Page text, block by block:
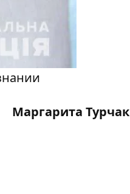
Маргарита Турчак